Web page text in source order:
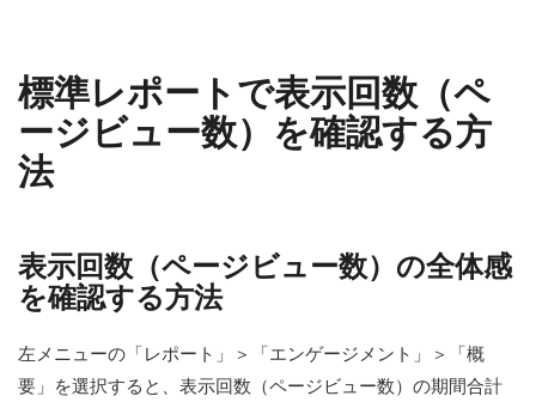
標準レポートで表示回数（ペ
ージビュー数）を確認する方
法
表示回数（ページビュー数）の全体感
を確認する方法
左メニューの「レポート」＞「エンゲージメント」＞「概
要」を選択すると、表示回数（ページビュー数）の期間合計